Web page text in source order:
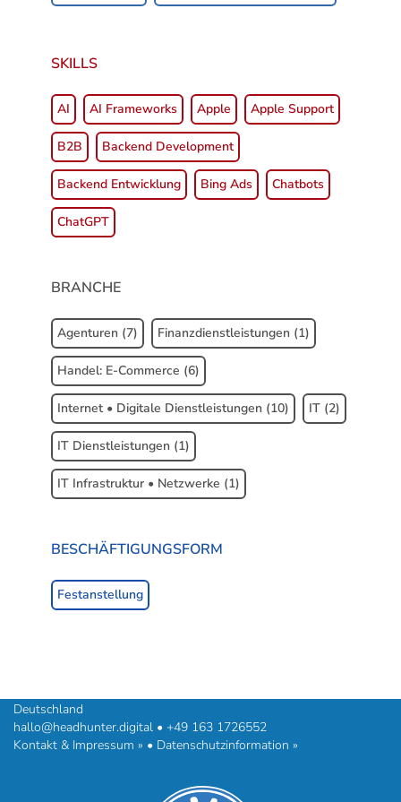
SKILLS
Skills
AI AI Frameworks Apple Apple Support
B2B Backend Development
Backend Entwicklung Bing Ads Chatbots
ChatGPT
BRANCHE
Branche
Agenturen (7) Finanzdienstleistungen (1)
Handel: E-Commerce (6)
Internet • Digitale Dienstleistungen (10) IT (2)
IT Dienstleistungen (1)
IT Infrastruktur • Netzwerke (1)
BESCHÄFTIGUNGSFORM
Beschäftigungsform
Festanstellung
Deutschland
hallo@headhunter.digital • +49 163 1726552
Kontakt & Impressum » • Datenschutzinformation »